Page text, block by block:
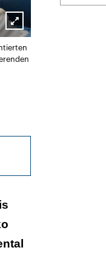
Lightbox
öffnen